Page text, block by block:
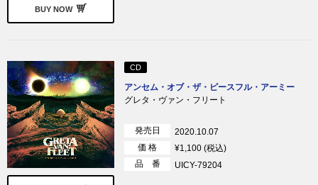
BUY NOW
CD
アンセム・オブ・ザ・ピースフル・アーミー
グレタ・ヴァン・フリート
発売日
2020.10.07
価 格
¥1,100 (税込)
品 番
UICY-79204